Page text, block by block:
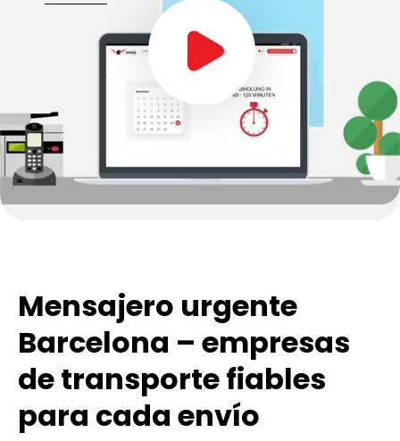
Mensajero urgente
Barcelona – empresas
de transporte fiables
para cada envío